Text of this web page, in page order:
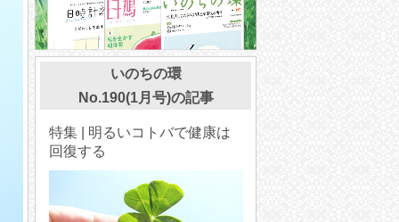
いのちの環
No.190(1月号)の記事
特集 | 明るいコトバで健康は
回復する